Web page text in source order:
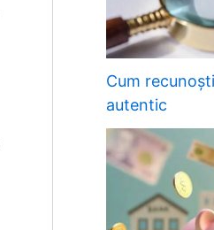
Cum
autentic